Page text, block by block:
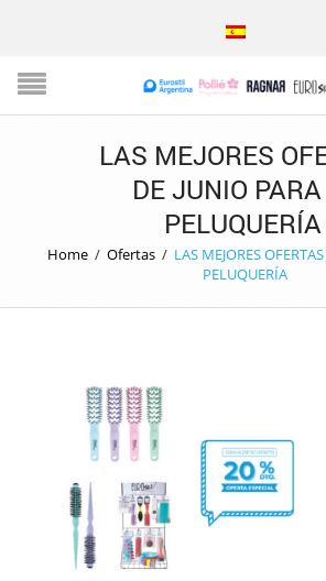
LAS MEJORES
DE JUNIO
PELUQUERÍA
Home / Ofertas / LAS MEJORES
PELUQUERÍA